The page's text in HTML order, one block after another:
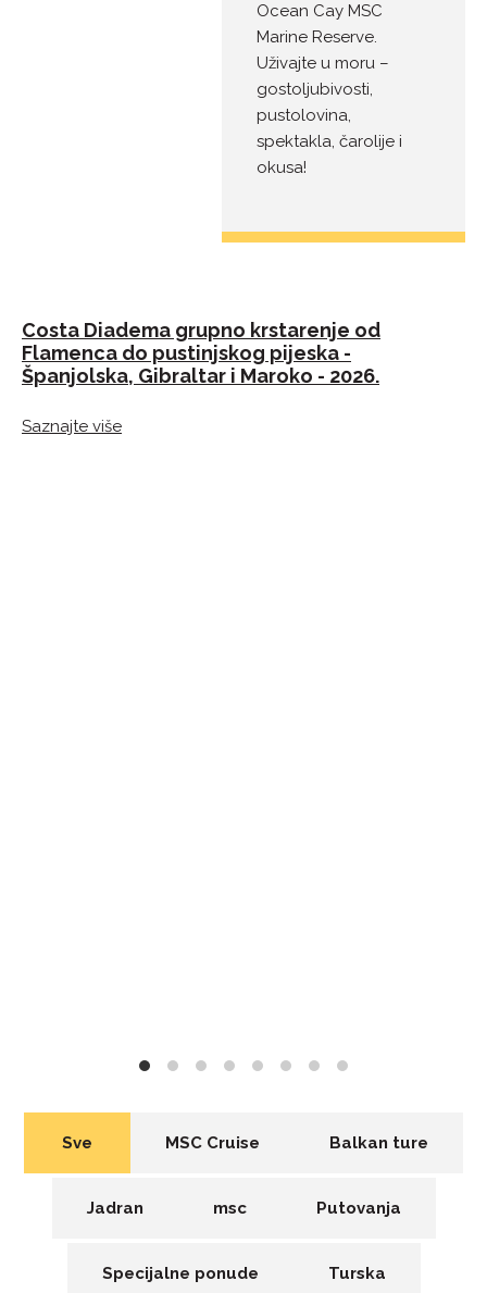
Ocean Cay MSC
Marine Reserve.
Uživajte u moru –
gostoljubivosti,
pustolovina,
spektakla, čarolije i
okusa!
Costa Diadema grupno krstarenje od
Flamenca do pustinjskog pijeska -
Španjolska, Gibraltar i Maroko - 2026.
Saznajte više
Sve MSC Cruise Balkan ture
Jadran msc Putovanja
Specijalne ponude Turska